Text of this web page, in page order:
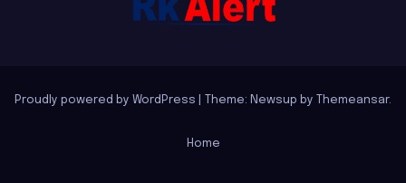
Proudly powered by WordPress Theme: Newsup by Themeansar.
Home